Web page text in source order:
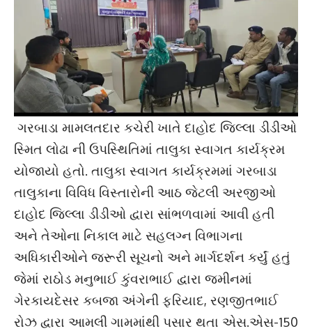
ગરબાડા મામલતદાર કચેરી ખાતે દાહોદ જિલ્લા ડીડીઓ
સ્મિત લોઢા ની ઉપસ્થિતિમાં તાલુકા સ્વાગત કાર્યક્રમ
યોજાયો હતો. તાલુકા સ્વાગત કાર્યક્રમમાં ગરબાડા
તાલુકાના વિવિધ વિસ્તારોની આઠ જેટલી અરજીઓ
દાહોદ જિલ્લા ડીડીઓ દ્વારા સાંભળવામાં આવી હતી
અને તેઓના નિકાલ માટે સહલગ્ન વિભાગના
અધિકારીઓને જરૂરી સૂચનો અને માર્ગદર્શન કર્યું હતું
જેમાં રાઠોડ મનુભાઈ કુંવરાભાઈ દ્વારા જમીનમાં
ગેરકાયદેસર કબજા અંગેની ફરિયાદ, રણજીતભાઈ
રોઝ દ્વારા આમલી ગામમાંથી પસાર થતા એસ.એસ-150